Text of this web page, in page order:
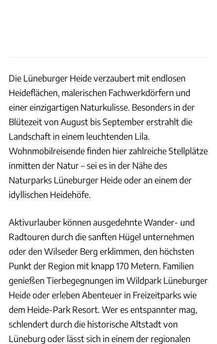
Die Lüneburger Heide verzaubert mit endlosen
Heideflächen, malerischen Fachwerkdörfern und
einer einzigartigen Naturkulisse. Besonders in der
Blütezeit von August bis September erstrahlt die
Landschaft in einem leuchtenden Lila.
Wohnmobilreisende finden hier zahlreiche Stellplätze
inmitten der Natur – sei es in der Nähe des
Naturparks Lüneburger Heide oder an einem der
idyllischen Heidehöfe.
Aktivurlauber können ausgedehnte Wander- und
Radtouren durch die sanften Hügel unternehmen
oder den Wilseder Berg erklimmen, den höchsten
Punkt der Region mit knapp 170 Metern. Familien
genießen Tierbegegnungen im Wildpark Lüneburger
Heide oder erleben Abenteuer in Freizeitparks wie
dem Heide-Park Resort. Wer es entspannter mag,
schlendert durch die historische Altstadt von
Lüneburg oder lässt sich in einem der regionalen